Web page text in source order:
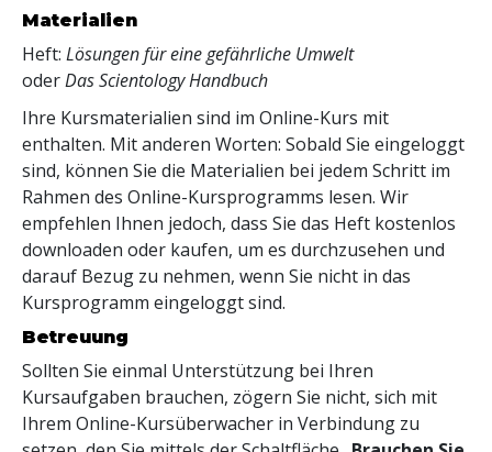
Materialien
Heft: Lösungen für eine gefährliche Umwelt
oderDas Scientology Handbuch
Ihre Kursmaterialien sind im Online-Kurs mit
enthalten. Mit anderen Worten: Sobald Sie eingeloggt
sind, können Sie die Materialien bei jedem Schritt im
Rahmen des Online-Kursprogramms lesen. Wir
empfehlen Ihnen jedoch, dass Sie das Heft kostenlos
downloaden oder kaufen, um es durchzusehen und
darauf Bezug zu nehmen, wenn Sie nicht in das
Kursprogramm eingeloggt sind.
Betreuung
Sollten Sie einmal Unterstützung bei Ihren
Kursaufgaben brauchen, zögern Sie nicht, sich mit
Ihrem Online-Kursüberwacher in Verbindung zu